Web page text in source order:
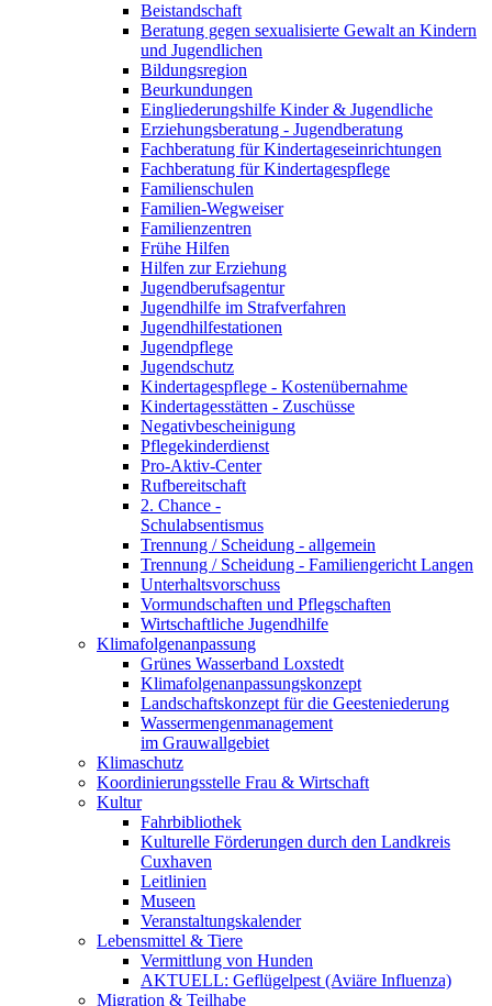
Beistandschaft
Beratung gegen sexualisierte Gewalt an Kindern
und Jugendlichen
Bildungsregion
Beurkundungen
Eingliederungshilfe Kinder & Jugendliche
Erziehungsberatung - Jugendberatung
Fachberatung für Kindertageseinrichtungen
Fachberatung für Kindertagespflege
Familienschulen
Familien-Wegweiser
Familienzentren
Frühe Hilfen
Hilfen zur Erziehung
Jugendberufsagentur
Jugendhilfe im Strafverfahren
Jugendhilfestationen
Jugendpflege
Jugendschutz
Kindertagespflege - Kostenübernahme
Kindertagesstätten - Zuschüsse
Negativbescheinigung
Pflegekinderdienst
Pro-Aktiv-Center
Rufbereitschaft
2. Chance -
Schulabsentismus
Trennung / Scheidung - allgemein
Trennung / Scheidung - Familiengericht Langen
Unterhaltsvorschuss
Vormundschaften und Pflegschaften
Wirtschaftliche Jugendhilfe
Klimafolgenanpassung
Grünes Wasserband Loxstedt
Klimafolgenanpassungskonzept
Landschaftskonzept für die Geesteniederung
Wassermengenmanagement
im Grauwallgebiet
Klimaschutz
Koordinierungsstelle Frau & Wirtschaft
Kultur
Fahrbibliothek
Kulturelle Förderungen durch den Landkreis
Cuxhaven
Leitlinien
Museen
Veranstaltungskalender
Lebensmittel & Tiere
Vermittlung von Hunden
AKTUELL: Geflügelpest (Aviäre Influenza)
Migration & Teilhabe